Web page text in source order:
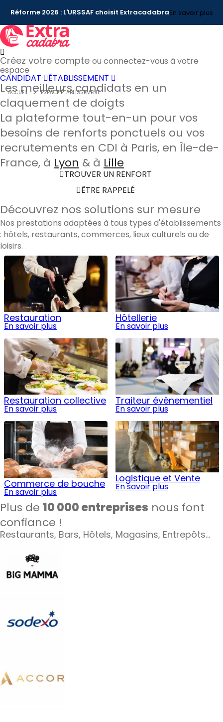
Réforme 2026 : L'URSSAF choisit ExtracadabraEn savoir plus
Créez votre compte ou connectez-vous à votre
espace
CANDIDAT ÉTABLISSEMENT
ACCUEIL ESPACE ÉTABLISSEMENT
Les meilleurs candidats en un
claquement de doigts
La plateforme tout-en-un pour vos
besoins de renforts ponctuels ou vos
recrutements en CDI à Paris, en Île-de-
France, à Lyon & à Lille
TROUVER UN RENFORT
ÊTRE RAPPELÉ
Découvrez nos solutions sur mesure
Nos prestations adaptées à tous types d'établissements
: hôtels, restaurants, commerces, lieux culturels ou de
loisirs.
Restauration
En savoir plus
Hôtellerie
En savoir plus
Restauration collective
En savoir plus
Traiteur évènementiel
En savoir plus
Commerce de bouche
En savoir plus
Logistique et Vente
En savoir plus
Plus de 10 000 entreprises nous font
confiance !
Restaurants, Bars, Hôtels, Magasins, Entrepôts…